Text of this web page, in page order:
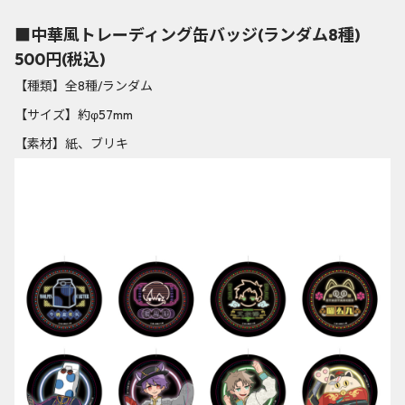
■中華風トレーディング缶バッジ(ランダム8種)
500円(税込)
【種類】全8種/ランダム
【サイズ】約φ57mm
【素材】紙、ブリキ